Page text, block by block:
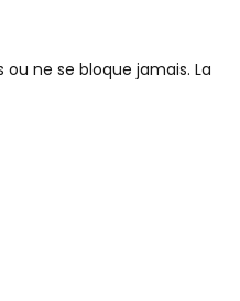
ne se bloque jamais. La